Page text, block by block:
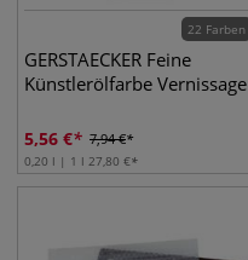
22 Farben
GERSTAECKER Feine
Künstlerölfarbe Vernissage
5,56 € 7,94€
0,20 l | 1 l 27,80 €